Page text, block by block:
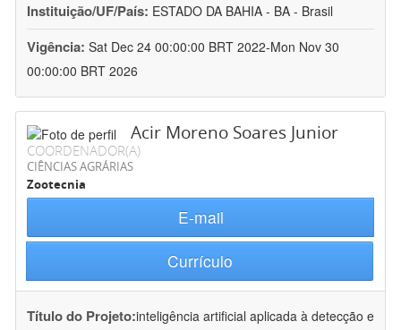
Instituição/UF/País: ESTADO DA BAHIA - BA - Brasil
Vigência: Sat Dec 24 00:00:00 BRT 2022-Mon Nov 30
00:00:00 BRT 2026
Acir Moreno Soares Junior
COORDENADOR(A)
CIÊNCIAS AGRÁRIAS
Zootecnia
E-mail
Currículo
Título do Projeto:inteligência artificial aplicada à detecção e